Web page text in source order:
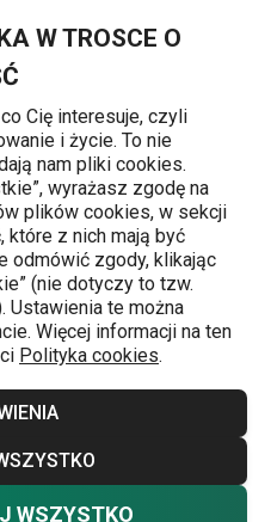
W TROSCE O
Cię interesuje, czyli
i życie. To nie
nam pliki cookies.
wyrażasz zgodę na
plików cookies, w sekcji
które z nich mają być
odmówić zgody, klikając
(nie dotyczy to tzw.
Ustawienia te można
Więcej informacji na ten
Polityka cookies.
WSZYSTKO
i tartaletki
się, czym tym razem
formy na muffinki lub
wyczarujesz słodkie i
formy z wysokiej
oraz silikonowe formy,
w czystości. W formie